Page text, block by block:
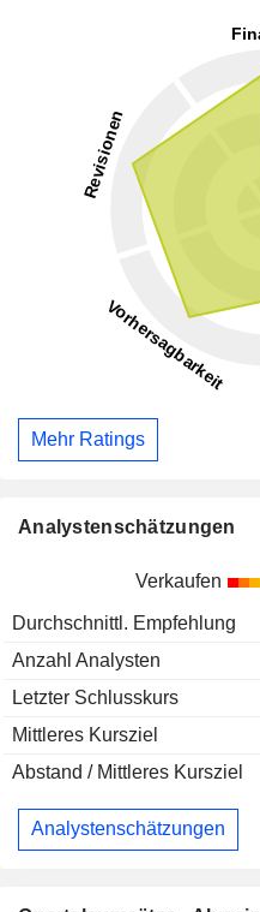
Mehr Ratings
Analystenschätzungen
Verkaufen
Durchschnittl. Empfehlung
Anzahl Analysten
Letzter Schlusskurs
Mittleres Kursziel
Abstand / Mittleres Kursziel
Analystenschätzungen